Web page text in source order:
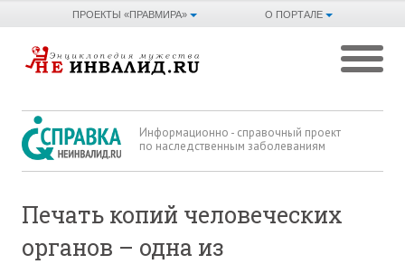
О ПОРТАЛЕ
ПРОЕКТЫ «ПРАВМИРА»
Информационно - справочный проект
по наследственным заболеваниям
Печать копий человеческих
органов – одна из